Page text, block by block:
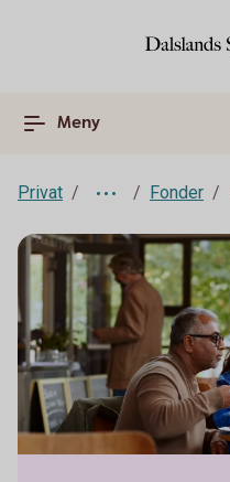
Meny
Privat Fonder